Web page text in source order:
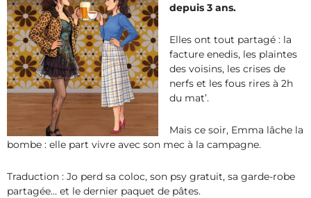
depuis 3 ans.
Elles ont tout partagé : la
facture enedis, les plaintes
des voisins, les crises de
nerfs et les fous rires à 2h
du mat’.
Mais ce soir, Emma lâche la
bombe : elle part vivre avec son mec à la campagne.
Traduction : Jo perd sa coloc, son psy gratuit, sa garde-robe
partagée… et le dernier paquet de pâtes.